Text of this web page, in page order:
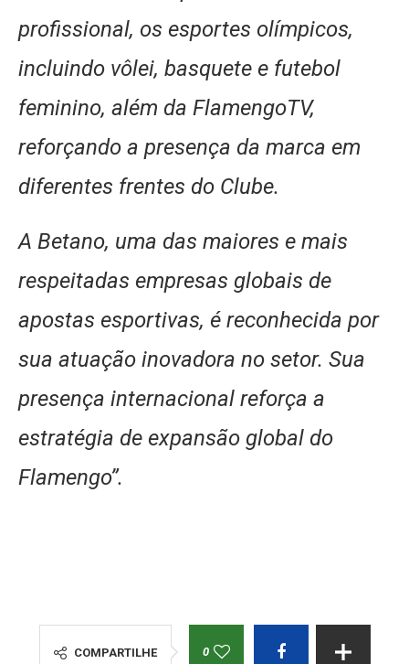
profissional, os esportes olímpicos,
incluindo vôlei, basquete e futebol
feminino, além da FlamengoTV,
reforçando a presença da marca em
diferentes frentes do Clube.
A Betano, uma das maiores e mais
respeitadas empresas globais de
apostas esportivas, é reconhecida por
sua atuação inovadora no setor. Sua
presença internacional reforça a
estratégia de expansão global do
Flamengo”.
COMPARTILHE 0